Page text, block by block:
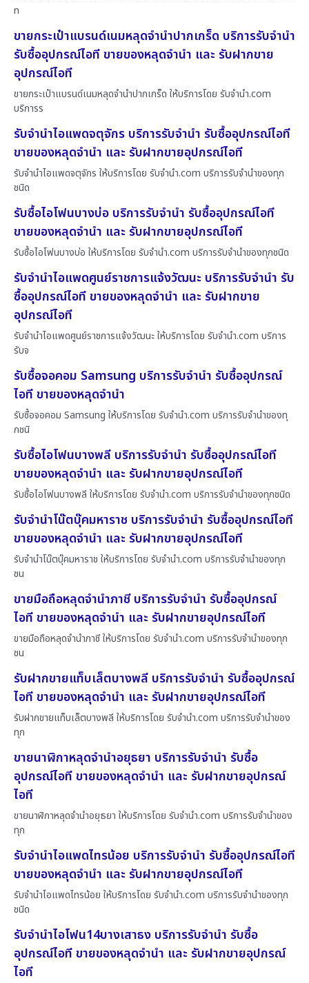
ท
ขายกระเป๋าแบรนด์เนมหลุดจำนำปากเกร็ด บริการรับจำนำ
รับซื้ออุปกรณ์ไอที ขายของหลุดจำนำ และ รับฝากขาย
อุปกรณ์ไอที
ขายกระเป๋าแบรนด์เนมหลุดจำนำปากเกร็ด ให้บริการโดย รับจํานํา.com
บริการร
รับจำนำไอแพดจตุจักร บริการรับจำนำ รับซื้ออุปกรณ์ไอที
ขายของหลุดจำนำ และ รับฝากขายอุปกรณ์ไอที
รับจำนำไอแพดจตุจักร ให้บริการโดย รับจํานํา.com บริการรับจำนำของทุก
ชนิด
รับซื้อไอโฟนบางบ่อ บริการรับจำนำ รับซื้ออุปกรณ์ไอที
ขายของหลุดจำนำ และ รับฝากขายอุปกรณ์ไอที
รับซื้อไอโฟนบางบ่อ ให้บริการโดย รับจํานํา.com บริการรับจำนำของทุกชนิด
รับจำนำไอแพดศูนย์ราชการแจ้งวัฒนะ บริการรับจำนำ รับ
ซื้ออุปกรณ์ไอที ขายของหลุดจำนำ และ รับฝากขาย
อุปกรณ์ไอที
รับจำนำไอแพดศูนย์ราชการแจ้งวัฒนะ ให้บริการโดย รับจํานํา.com บริการ
รับจ
รับซื้อจอคอม Samsung บริการรับจำนำ รับซื้ออุปกรณ์
ไอที ขายของหลุดจำนำ
รับซื้อจอคอม Samsung ให้บริการโดย รับจํานํา.com บริการรับจำนำของทุ
กชนิ
รับซื้อไอโฟนบางพลี บริการรับจำนำ รับซื้ออุปกรณ์ไอที
ขายของหลุดจำนำ และ รับฝากขายอุปกรณ์ไอที
รับซื้อไอโฟนบางพลี ให้บริการโดย รับจํานํา.com บริการรับจำนำของทุกชนิด
รับจำนำโน๊ตบุ๊คมหาราช บริการรับจำนำ รับซื้ออุปกรณ์ไอที
ขายของหลุดจำนำ และ รับฝากขายอุปกรณ์ไอที
รับจำนำโน๊ตบุ๊คมหาราช ให้บริการโดย รับจํานํา.com บริการรับจำนำของทุก
ชน
ขายมือถือหลุดจำนำภาชี บริการรับจำนำ รับซื้ออุปกรณ์
ไอที ขายของหลุดจำนำ และ รับฝากขายอุปกรณ์ไอที
ขายมือถือหลุดจำนำภาชี ให้บริการโดย รับจํานํา.com บริการรับจำนำของทุก
ชน
รับฝากขายแท็บเล็ตบางพลี บริการรับจำนำ รับซื้ออุปกรณ์
ไอที ขายของหลุดจำนำ และ รับฝากขายอุปกรณ์ไอที
รับฝากขายแท็บเล็ตบางพลี ให้บริการโดย รับจํานํา.com บริการรับจำนำของ
ทุก
ขายนาฬิกาหลุดจำนำอยุธยา บริการรับจำนำ รับซื้อ
อุปกรณ์ไอที ขายของหลุดจำนำ และ รับฝากขายอุปกรณ์
ไอที
ขายนาฬิกาหลุดจำนำอยุธยา ให้บริการโดย รับจํานํา.com บริการรับจำนำของ
ทุก
รับจำนำไอแพดไทรน้อย บริการรับจำนำ รับซื้ออุปกรณ์ไอที
ขายของหลุดจำนำ และ รับฝากขายอุปกรณ์ไอที
รับจำนำไอแพดไทรน้อย ให้บริการโดย รับจํานํา.com บริการรับจำนำของทุก
ชนิด
รับจำนำไอโฟน14บางเสาธง บริการรับจำนำ รับซื้อ
อุปกรณ์ไอที ขายของหลุดจำนำ และ รับฝากขายอุปกรณ์
ไอที